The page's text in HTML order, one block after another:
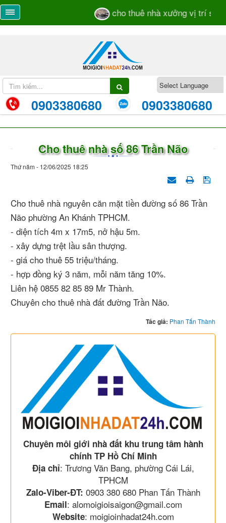
cho thuê nhà xưởng vị trí sát
0903380680 0903380680
Cho thuê nhà số 86 Trần Não
Thứ năm - 12/06/2025 18:25
Cho thuê nhà nguyên căn mặt tiền đường số 86 Trần
Não phường An Khánh TPHCM.
- diện tích 4m x 17m5, nở hậu 5m.
- xây dựng trệt lầu sân thượng.
- giá cho thuê 55 triệu/tháng.
- hợp đồng ký 3 năm, mỗi năm tăng 10%.
Liên hệ 0855 82 85 89 Mr Thành.
Chuyên cho thuê nhà đất đường Trần Não.
Tác giả: Phan Tấn Thành
Chuyên môi giới nhà đất khu trung tâm hành
chính TP Hồ Chí Minh
Địa chỉ: Trương Văn Bang, phường Cái Lái,
TPHCM
Zalo-Viber-ĐT: 0903 380 680 Phan Tấn Thành
Email: alomoigioisaigon@gmail.com
Website: moigioinhadat24h.com